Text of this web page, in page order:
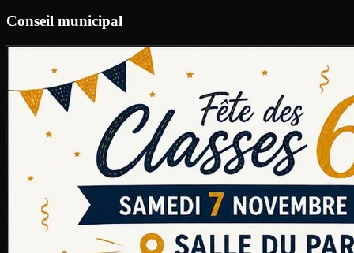
Conseil municipal